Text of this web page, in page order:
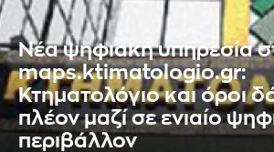
Νέα ψηφιακή υπηρεσία
maps.ktimatologio.gr:
Κτηματολόγιο και όροι
πλέον μαζί σε ενιαίο
περιβάλλον